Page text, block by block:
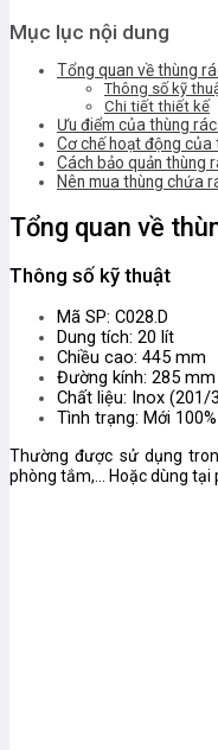
Mục lục nội dung
Tổng quan về thùng
Thông số kỹ
Chi tiết thiết kế
Ưu điểm của thùng
Cơ chế hoạt động
Cách bảo quản thùng
Nên mua thùng chứa
Tổng quan về
Thông số kỹ thuật
Mã SP: C028.D
Dung tích: 20 lít
Chiều cao: 445 mm
Đường kính: 285 mm
Chất liệu: Inox (201/
Tình trạng: Mới 100%
Thường được sử dụng
phòng tắm,… Hoặc dùng tại